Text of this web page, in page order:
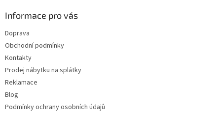
Informace pro vás
Doprava
Obchodní podmínky
Kontakty
Prodej nábytku na splátky
Reklamace
Blog
Podmínky ochrany osobních údajů